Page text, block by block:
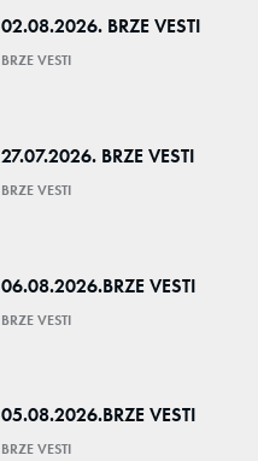
02.08.2026. BRZE VESTI
BRZE VESTI
27.07.2026. BRZE VESTI
BRZE VESTI
06.08.2026.BRZE VESTI
BRZE VESTI
05.08.2026.BRZE VESTI
BRZE VESTI